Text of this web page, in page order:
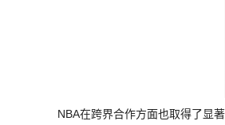
NBA在跨界合作方面也取得了显